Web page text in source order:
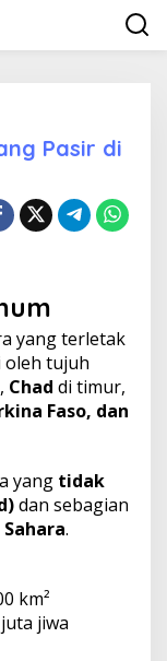
Pasir di
yang terletak
oleh tujuh
Chad di timur,
Faso, dan
yang tidak
dan sebagian
.
km²
jiwa